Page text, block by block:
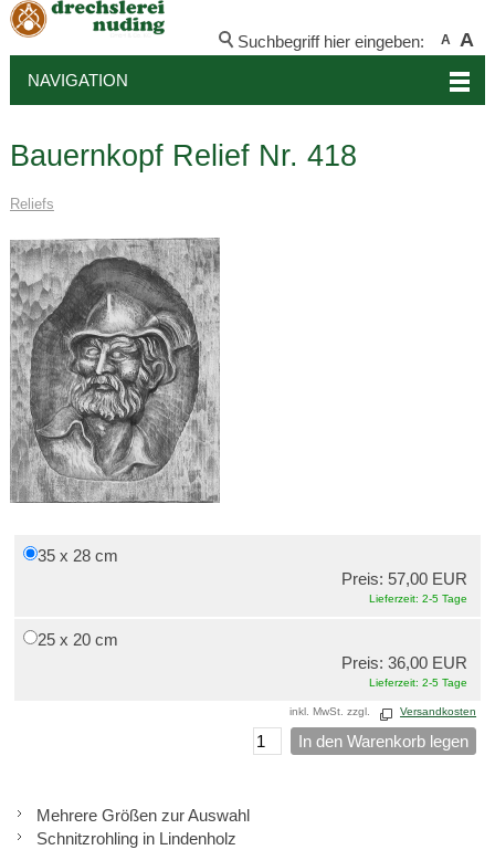
A A
Suchbegriff hier eingeben:
NAVIGATION
Bauernkopf Relief Nr. 418
Reliefs
35 x 28 cm
Preis: 57,00 EUR
Lieferzeit: 2-5 Tage
25 x 20 cm
Preis: 36,00 EUR
Lieferzeit: 2-5 Tage
inkl. MwSt. zzgl. Versandkosten
In den Warenkorb legen
Mehrere Größen zur Auswahl
Schnitzrohling in Lindenholz